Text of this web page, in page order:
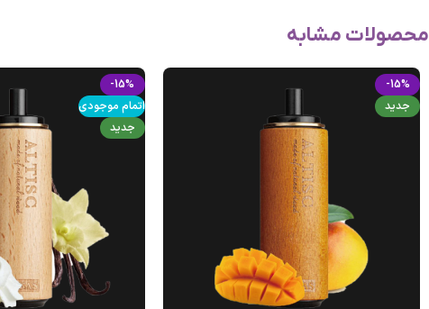
محصولات مشابه
-15%
جدید
-15%
اتمام موجودی
جدید